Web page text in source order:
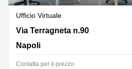
Affitto
Centers
Ufficio Virtuale
Via Terragneta n.90, Napoli
Via Terragneta n.90
Napoli
Сontatta per il prezzo: